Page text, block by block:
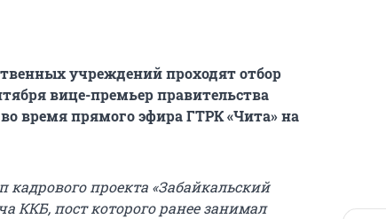
учреждений проходят отбор
вице-премьер правительства
время прямого эфира ГТРК «Чита» на
проекта «Забайкальский
ККБ, пост которого ранее занимал